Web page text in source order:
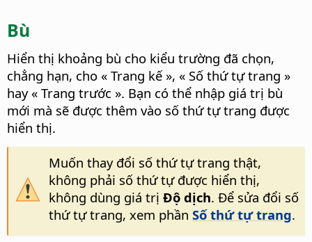
Bù
Hiển thị khoảng bù cho kiểu trường đã chọn,
chẳng hạn, cho « Trang kế », « Số thứ tự trang »
hay « Trang trước ». Bạn có thể nhập giá trị bù
mới mà sẽ được thêm vào số thứ tự trang được
hiển thị.
Muốn thay đổi số thứ tự trang thật,
không phải số thứ tự được hiển thị,
không dùng giá trị Độ dịch. Để sửa đổi số
thứ tự trang, xem phần Số thứ tự trang.